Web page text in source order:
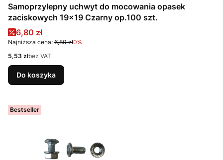
Samoprzylepny uchwyt do mocowania opasek
zaciskowych 19x19 Czarny op.100 szt.
Cena promocyjna
6,80 zł
Najniższa cena: 6,80 zł0%
Cena
5,53 złbez VAT
Do koszyka
Bestseller